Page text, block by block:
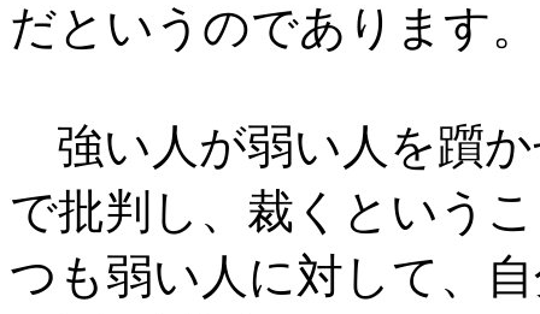
だというのであります。
強い人が弱い人を躓
で批判し、裁くという
つも弱い人に対して、